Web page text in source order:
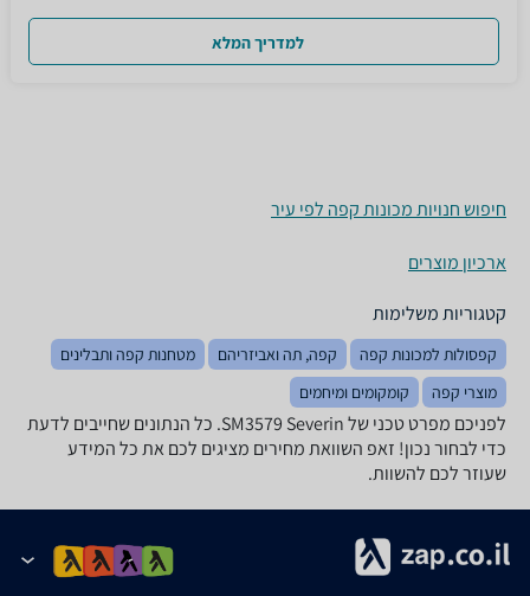
למדריך המלא
חיפוש חנויות מכונות קפה לפי עיר
ארכיון מוצרים
קטגוריות משלימות
קפסולות למכונות קפה קפה, תה ואביזריהם
מטחנות קפה ותבלינים
מוצרי קפה
קומקומים ומיחמים
לפניכם מפרט טכני של SM3579 Severin. כל הנתונים שחייבים לדעת
כדי לבחור נכון! זאפ השוואת מחירים מציגים לכם את כל המידע
שעוזר לכם להשוות.